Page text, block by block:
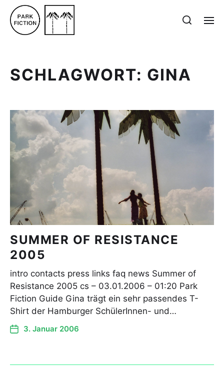
SCHLAGWORT: GINA
SUMMER OF RESISTANCE
2005
intro contacts press links faq news Summer of
Resistance 2005 cs – 03.01.2006 – 01:20 Park
Fiction Guide Gina trägt ein sehr passendes T-
Shirt der Hamburger SchülerInnen- und…
3. Januar 2006